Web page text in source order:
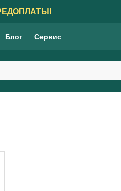
Блог Сервис